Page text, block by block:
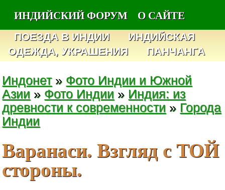
ИНДИЙСКИЙ ФОРУМ
О САЙТЕ
ПОЕЗДА В ИНДИИ
ИНДИЙСКАЯ
ОДЕЖДА, УКРАШЕНИЯ
ПАНЧАНГА
Индонет» Фото Индии и Южной
Азии » Фото Индии » Индия: из
древности к современности » Города
Индии
Варанаси. Взгляд с ТОЙ
стороны.